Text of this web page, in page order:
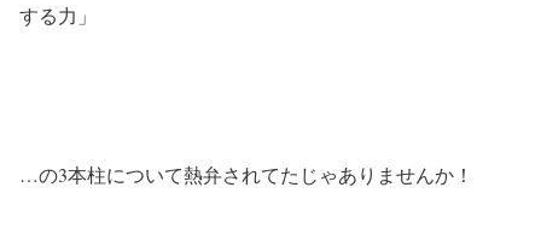
する力」
…の3本柱について熱弁されてたじゃありませんか！